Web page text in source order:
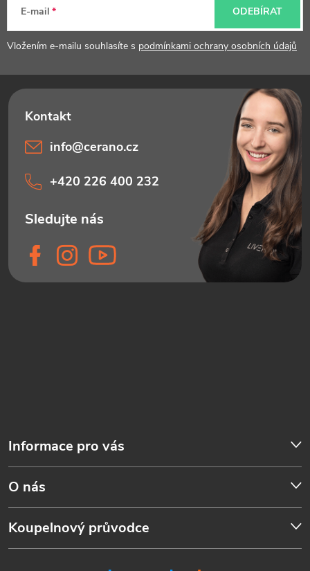
E-mail
Vložením e-mailu souhlasíte s podmínkami ochrany osobních údajů
ODEBÍRAT
Informace pro vás
O nás
Koupelnový průvodce
info@cerano.cz
+420 226 400 232